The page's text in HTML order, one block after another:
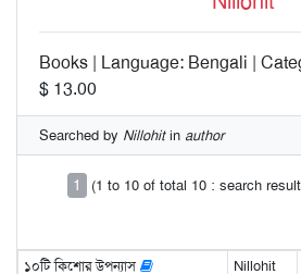
Books | Language: Bengali |
$ 13.00
Searched by Nillohitin author
1 (1 to 10 of total 10 : search
১০টি কিশোর উপন্যাস Nillohit